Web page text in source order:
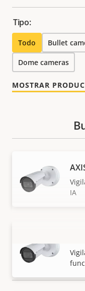
Tipo:
Todo Bullet
Dome cameras
MOSTRAR
IA